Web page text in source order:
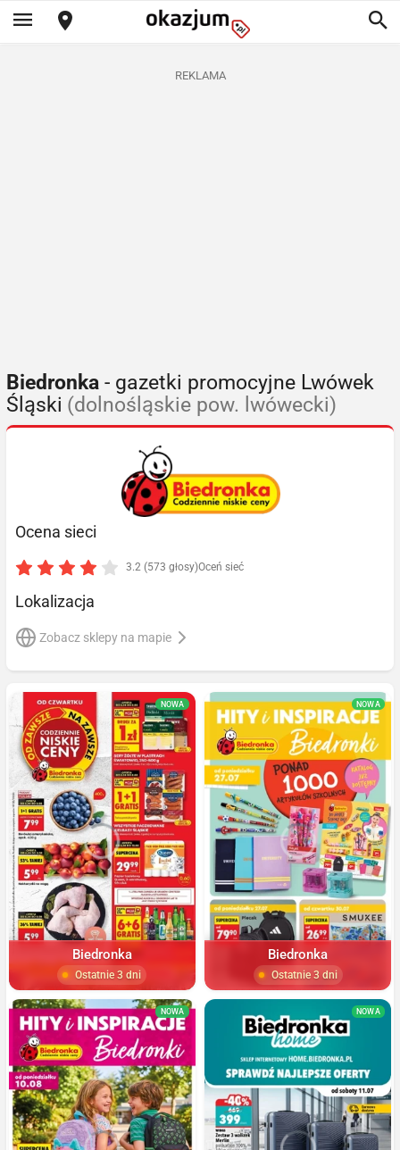
REKLAMA
Biedronka - gazetki promocyjne Lwówek
Śląski (dolnośląskie pow. lwówecki)
Ocena sieci
3.2 (573 głosy)Oceń sieć
Lokalizacja
Zobacz sklepy na mapie
NOWA
Biedronka
Ostatnie 3 dni
NOWA
Biedronka
Ostatnie 3 dni
NOWA NOWA